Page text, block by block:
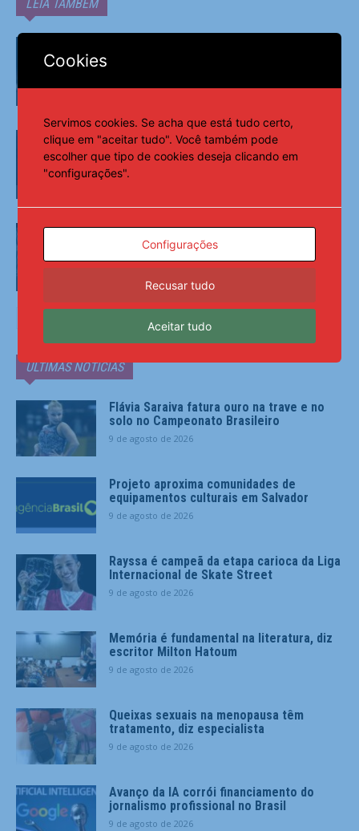
LEIA TAMBÉM
Rayssa é campeã da etapa carioca da
Liga Internacional de Skate Street
“De volta para casa”: A emocionante
apresentação de Salah no Trabzonspor
ÚLTIMAS NOTÍCIAS
Flávia Saraiva fatura ouro na trave e no
solo no Campeonato Brasileiro
9 de agosto de 2026
Projeto aproxima comunidades de
equipamentos culturais em Salvador
9 de agosto de 2026
Rayssa é campeã da etapa carioca da Liga
Internacional de Skate Street
9 de agosto de 2026
Memória é fundamental na literatura, diz
escritor Milton Hatoum
9 de agosto de 2026
Queixas sexuais na menopausa têm
tratamento, diz especialista
9 de agosto de 2026
Avanço da IA corrói financiamento do
jornalismo profissional no Brasil
9 de agosto de 2026
Cookies
Servimos cookies. Se acha que está tudo certo,
clique em "aceitar tudo". Você também pode
escolher que tipo de cookies deseja clicando em
"configurações".
Configurações
Recusar tudo
Aceitar tudo